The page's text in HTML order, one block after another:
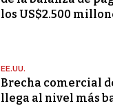
los US$2.500
EE.UU.
Brecha comercial
llega al nivel más